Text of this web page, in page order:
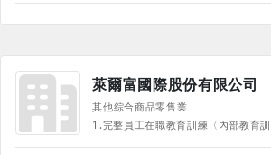
萊爾富國際股份有限公司
其他綜合商品零售業